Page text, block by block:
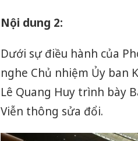
Nội dung 2:
Dưới sự điều hành của
nghe Chủ nhiệm Ủy ban
Lê Quang Huy trình bày
Viễn thông sửa đổi.